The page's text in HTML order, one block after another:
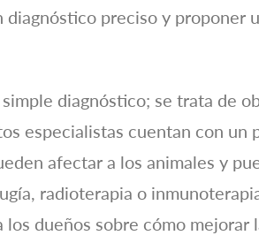
preciso y proponer
diagnóstico; se trata de
especialistas cuentan con un
afectar a los animales y
radioterapia o
dueños sobre cómo mejorar